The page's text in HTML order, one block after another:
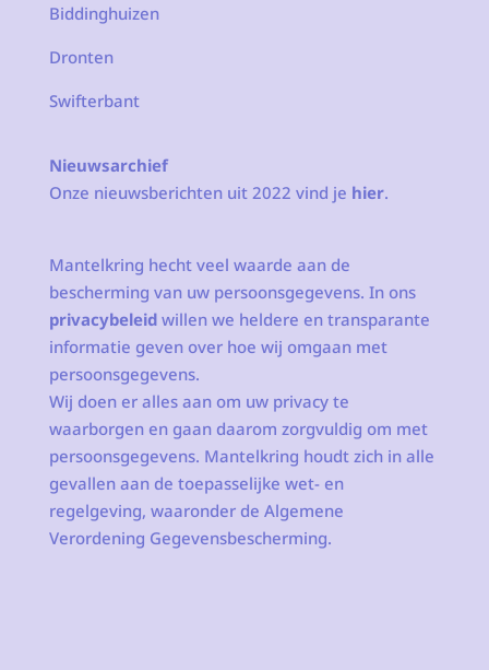
Biddinghuizen
Dronten
Swifterbant
Nieuwsarchief
Onze nieuwsberichten uit 2022 vind je hier.
Mantelkring hecht veel waarde aan de
bescherming van uw persoonsgegevens. In ons
privacybeleidwillen we heldere en transparante
informatie geven over hoe wij omgaan met
persoonsgegevens.
Wij doen er alles aan om uw privacy te
waarborgen en gaan daarom zorgvuldig om met
persoonsgegevens. Mantelkring houdt zich in alle
gevallen aan de toepasselijke wet- en
regelgeving, waaronder de Algemene
Verordening Gegevensbescherming.